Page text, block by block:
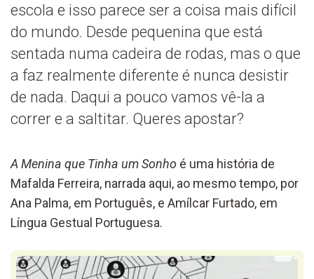
escola e isso parece ser a coisa mais difícil
do mundo. Desde pequenina que está
sentada numa cadeira de rodas, mas o que
a faz realmente diferente é nunca desistir
de nada. Daqui a pouco vamos vê-la a
correr e a saltitar. Queres apostar?
A Menina que Tinha um Sonho é uma história de
Mafalda Ferreira, narrada aqui, ao mesmo tempo, por
Ana Palma, em Português, e Amílcar Furtado, em
Língua Gestual Portuguesa.